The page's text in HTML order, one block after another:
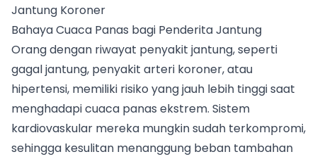
Jantung Koroner
Bahaya Cuaca Panas bagi Penderita Jantung
Orang dengan riwayat penyakit jantung, seperti
gagal jantung, penyakit arteri koroner, atau
hipertensi, memiliki risiko yang jauh lebih tinggi saat
menghadapi cuaca panas ekstrem. Sistem
kardiovaskular mereka mungkin sudah terkompromi,
sehingga kesulitan menanggung beban tambahan